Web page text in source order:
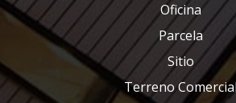
Oficina
Parcela
Sitio
Terreno